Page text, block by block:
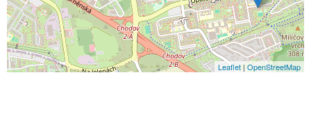
Leaflet|OpenStreetMap